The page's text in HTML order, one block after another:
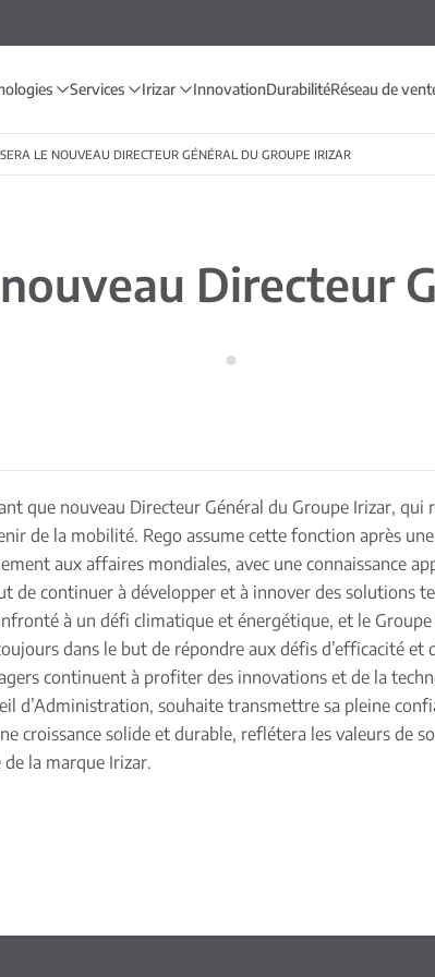
Services Irizar InnovationDurabilitéRéseau de
LE NOUVEAU DIRECTEUR GÉNÉRAL DU GROUPE IRIZAR
Directeur
que nouveau Directeur Général du Groupe Irizar,
de la mobilité. Rego assume cette fonction après
aux affaires mondiales, avec une connaissance
de continuer à développer et à innover des solutions
à un défi climatique et énergétique, et le
dans le but de répondre aux défis d’efficacité
continuent à profiter des innovations et de la
d’Administration, souhaite transmettre sa pleine
croissance solide et durable, reflétera les valeurs de
la marque Irizar.